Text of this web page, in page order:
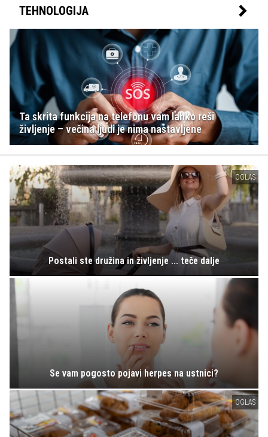
TEHNOLOGIJA
Ta skrita funkcija na telefonu vam lahko reši
življenje – večina ljudi je nima nastavljene
OGLAS
Postali ste družina in življenje ... teče dalje
Se vam pogosto pojavi herpes na ustnici?
OGLAS